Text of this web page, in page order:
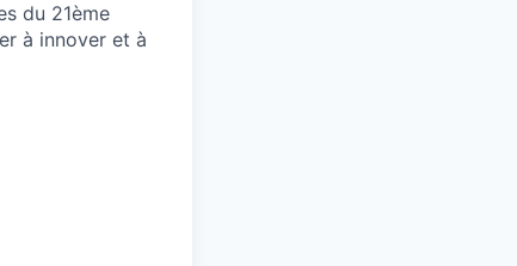
du 21ème
à innover et à